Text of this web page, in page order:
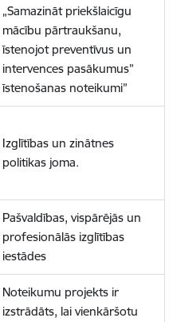
„Samazināt priekšlaicīgu
mācību pārtraukšanu,
īstenojot preventīvus un
intervences pasākumus”
īstenošanas noteikumi”
Izglītības un zinātnes
politikas joma.
Pašvaldības, vispārējās un
profesionālās izglītības
iestādes
Noteikumu projekts ir
izstrādāts, lai vienkāršotu